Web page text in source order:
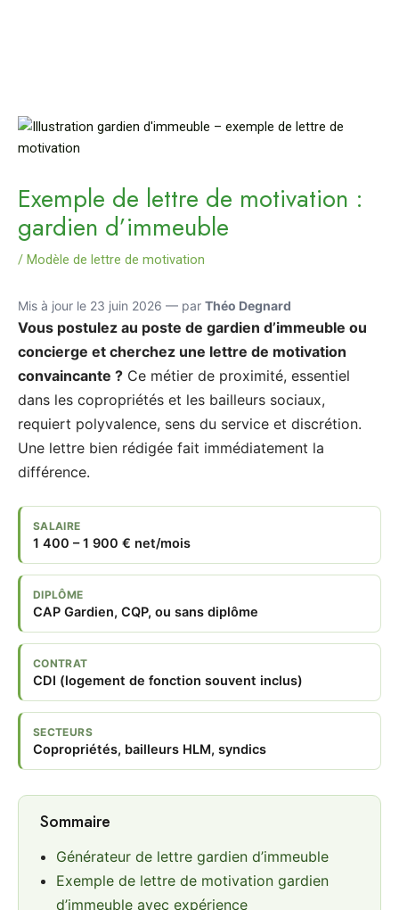
Exemple de lettre de motivation :
gardien d’immeuble
/ Modèle de lettre de motivation
Mis à jour le 23 juin 2026 — par Théo Degnard
Vous postulez au poste de gardien d’immeuble ou
concierge et cherchez une lettre de motivation
convaincante ? Ce métier de proximité, essentiel
dans les copropriétés et les bailleurs sociaux,
requiert polyvalence, sens du service et discrétion.
Une lettre bien rédigée fait immédiatement la
différence.
SALAIRE
1 400 – 1 900 € net/mois
DIPLÔME
CAP Gardien, CQP, ou sans diplôme
CONTRAT
CDI (logement de fonction souvent inclus)
SECTEURS
Copropriétés, bailleurs HLM, syndics
Sommaire
Générateur de lettre gardien d’immeuble
Exemple de lettre de motivation gardien
d’immeuble avec expérience